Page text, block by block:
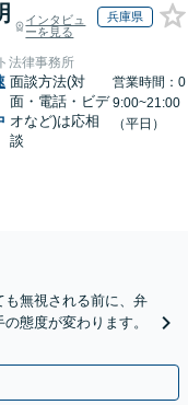
インタビュ
ーを見る
兵庫県
法律事務所
面談方法(対
面・電話・ビデ
オなど)は応相
談
営業時間：0
9:00~21:00
（平日）
も無視される前に、弁
態度が変わります。